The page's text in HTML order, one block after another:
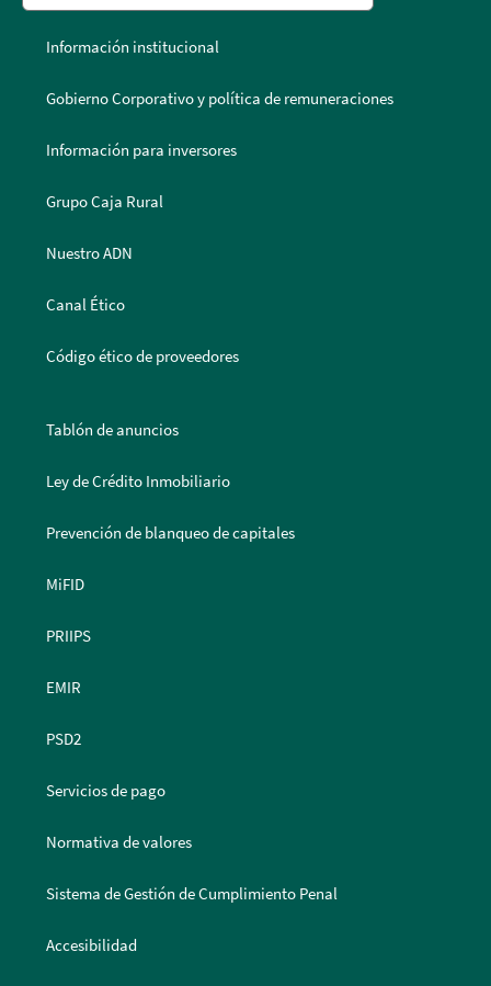
Información institucional
Gobierno Corporativo y política de remuneraciones
Información para inversores
Grupo Caja Rural
Nuestro ADN
Canal Ético
Código ético de proveedores
Tablón de anuncios
Ley de Crédito Inmobiliario
Prevención de blanqueo de capitales
MiFID
PRIIPS
EMIR
PSD2
Servicios de pago
Normativa de valores
Sistema de Gestión de Cumplimiento Penal
Accesibilidad